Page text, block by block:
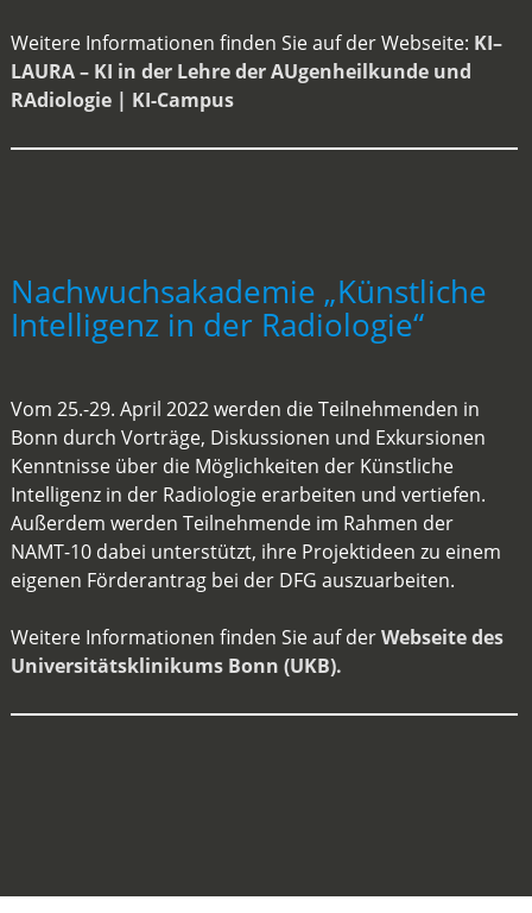
Weitere Informationen finden Sie auf der Webseite: KI–
LAURA – KI in der Lehre der AUgenheilkunde und
RAdiologie | KI-Campus
Nachwuchsakademie „Künstliche
Intelligenz in der Radiologie“
Vom 25.-29. April 2022 werden die Teilnehmenden in
Bonn durch Vorträge, Diskussionen und Exkursionen
Kenntnisse über die Möglichkeiten der Künstliche
Intelligenz in der Radiologie erarbeiten und vertiefen.
Außerdem werden Teilnehmende im Rahmen der
NAMT-10 dabei unterstützt, ihre Projektideen zu einem
eigenen Förderantrag bei der DFG auszuarbeiten.
Weitere Informationen finden Sie auf derWebseite des
Universitätsklinikums Bonn (UKB).